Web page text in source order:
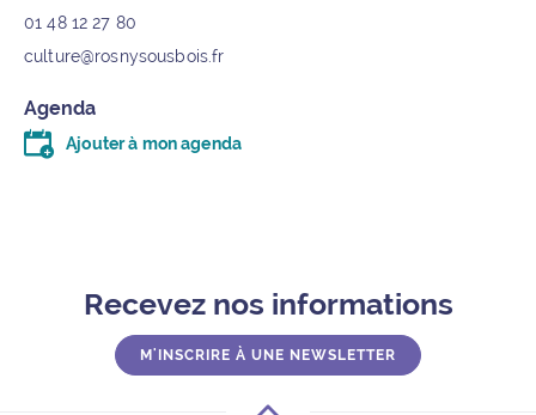
01 48 12 27 80
culture@rosnysousbois.fr
Agenda
Ajouter à mon agenda
Télécharger le fichier .ics (moins d’un kilo-octet)
Recevez nos informations
M'INSCRIRE À UNE NEWSLETTER